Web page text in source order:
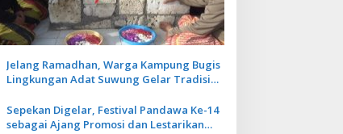
Jelang Ramadhan, Warga Kampung Bugis
Lingkungan Adat Suwung Gelar Tradisi
Sepekan Digelar, Festival Pandawa Ke-14
sebagai Ajang Promosi dan Lestarikan